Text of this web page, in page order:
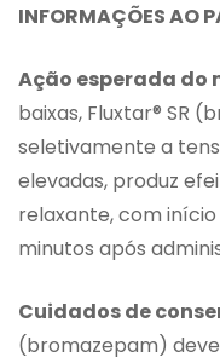
INFORMAÇÕES AO
Ação esperada do
baixas, Fluxtar® SR
seletivamente a
elevadas, produz
relaxante, com
minutos após
Cuidados de
(bromazepam)